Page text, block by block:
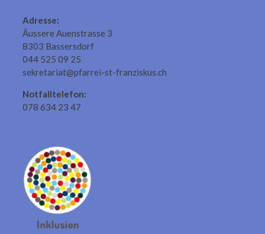
Adresse:
Äussere Auenstrasse 3
8303 Bassersdorf
044 525 09 25
sekretariat@pfarrei-st-franziskus.ch
Notfalltelefon:
078 634 23 47